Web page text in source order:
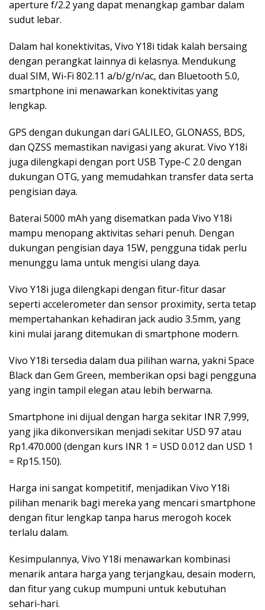
aperture f/2.2 yang dapat menangkap gambar dalam
sudut lebar.
Dalam hal konektivitas, Vivo Y18i tidak kalah bersaing
dengan perangkat lainnya di kelasnya. Mendukung
dual SIM, Wi-Fi 802.11 a/b/g/n/ac, dan Bluetooth 5.0,
smartphone ini menawarkan konektivitas yang
lengkap.
GPS dengan dukungan dari GALILEO, GLONASS, BDS,
dan QZSS memastikan navigasi yang akurat. Vivo Y18i
juga dilengkapi dengan port USB Type-C 2.0 dengan
dukungan OTG, yang memudahkan transfer data serta
pengisian daya.
Baterai 5000 mAh yang disematkan pada Vivo Y18i
mampu menopang aktivitas sehari penuh. Dengan
dukungan pengisian daya 15W, pengguna tidak perlu
menunggu lama untuk mengisi ulang daya.
Vivo Y18i juga dilengkapi dengan fitur-fitur dasar
seperti accelerometer dan sensor proximity, serta tetap
mempertahankan kehadiran jack audio 3.5mm, yang
kini mulai jarang ditemukan di smartphone modern.
Vivo Y18i tersedia dalam dua pilihan warna, yakni Space
Black dan Gem Green, memberikan opsi bagi pengguna
yang ingin tampil elegan atau lebih berwarna.
Smartphone ini dijual dengan harga sekitar INR 7,999,
yang jika dikonversikan menjadi sekitar USD 97 atau
Rp1.470.000 (dengan kurs INR 1 = USD 0.012 dan USD 1
= Rp15.150).
Harga ini sangat kompetitif, menjadikan Vivo Y18i
pilihan menarik bagi mereka yang mencari smartphone
dengan fitur lengkap tanpa harus merogoh kocek
terlalu dalam.
Kesimpulannya, Vivo Y18i menawarkan kombinasi
menarik antara harga yang terjangkau, desain modern,
dan fitur yang cukup mumpuni untuk kebutuhan
sehari-hari.